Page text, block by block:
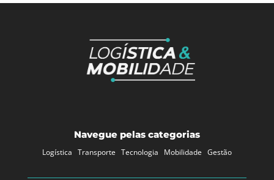
Navegue pelas categorias
Logística Transporte Tecnologia Mobilidade Gestão